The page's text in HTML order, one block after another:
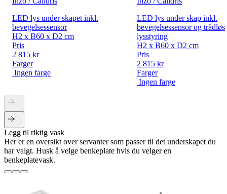
LED lys under skapet inkl.
bevegelsessensor
H2 x B60 x D2 cm
Pris
2 815 kr
Farger
Ingen farge
LED lys under skap inkl.
bevegelsessensor og trådløs
lysstyring
H2 x B60 x D2 cm
Pris
2 815 kr
Farger
Ingen farge
Legg til riktig vask
Her er en oversikt over servanter som passer til det underskapet du
har valgt. Husk å velge benkeplate hvis du velger en
benkeplatevask.